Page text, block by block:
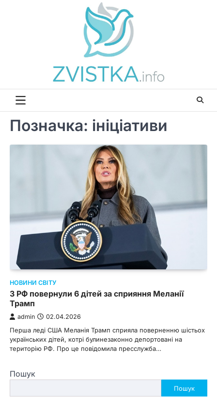
Позначка: ініціативи
НОВИНИ СВІТУ
З РФ повернули 6 дітей за сприяння Меланії
Трамп
admin 02.04.2026
Перша леді США Меланія Трамп сприяла поверненню шістьох
українських дітей, котрі булинезаконно депортовані на
територію РФ. Про це повідомила пресслужба…
Пошук
Пошук